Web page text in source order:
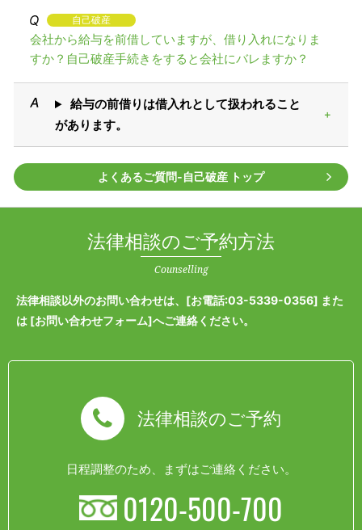
自己破産
会社から給与を前借していますが、借り入れになりま
すか？自己破産手続きをすると会社にバレますか？
給与の前借りは借入れとして扱われること
があります。
よくあるご質問‐自己破産 トップ
法律相談のご予約方法
Counselling
法律相談以外のお問い合わせは、[お電話:03-5339-0356] また
は [お問い合わせフォーム]へご連絡ください。
法律相談のご予約
日程調整のため、まずはご連絡ください。
0120-500-700